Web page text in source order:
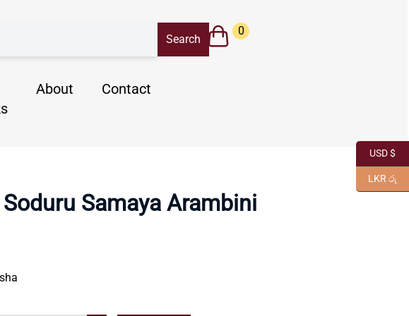
About Contact
0
Soduru Samaya Arambini
USD $
LKR රු